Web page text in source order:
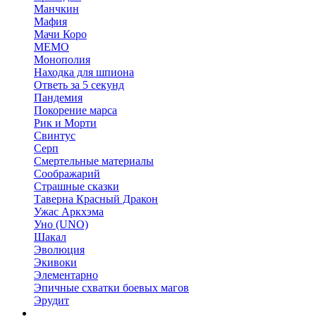
Манчкин
Мафия
Мачи Коро
МЕМО
Монополия
Находка для шпиона
Ответь за 5 секунд
Пандемия
Покорение марса
Рик и Морти
Свинтус
Серп
Смертельные материалы
Соображарий
Страшные сказки
Таверна Красный Дракон
Ужас Аркхэма
Уно (UNO)
Шакал
Эволюция
Экивоки
Элементарно
Эпичные схватки боевых магов
Эрудит